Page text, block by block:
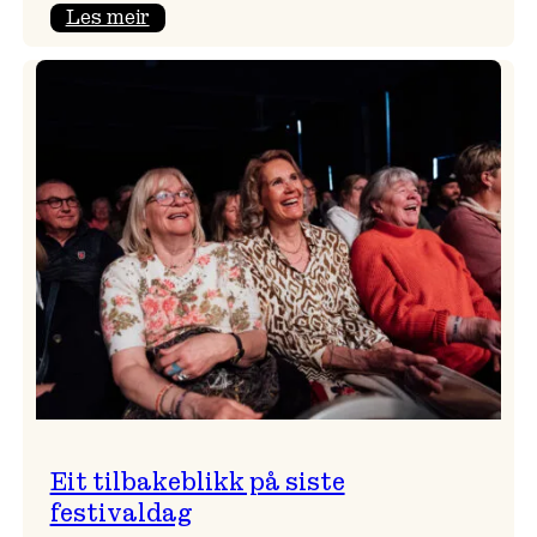
Les meir:
Eit tilbakeblikk på siste
festivaldag